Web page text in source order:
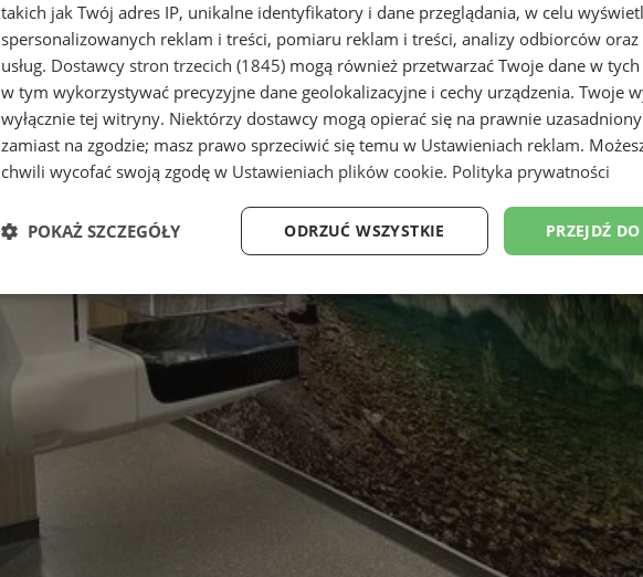
takich jak Twój adres IP, unikalne identyfikatory i dane przeglądania, w celu
spersonalizowanych reklam i treści, pomiaru reklam i treści, analizy odbiorców oraz
usług. Dostawcy stron trzecich (1845) mogą również przetwarzać Twoje dane w
w tym wykorzystywać precyzyjne dane geolokalizacyjne i cechy urządzenia. Twoje
wyłącznie tej witryny. Niektórzy dostawcy mogą opierać się na prawnie
zamiast na zgodzie; masz prawo sprzeciwić się temu w Ustawieniach reklam.
chwili wycofać swoją zgodę w Ustawieniach plików cookie. Polityka prywatności
PRZEJDŹ
ODRZUĆ WSZYSTKIE
POKAŻ SZCZEGÓŁY
Niezbędne Wydajność Targetowanie Funkcjonalność
Wydajność Targetowanie Funkcjonalność Niesklasyfikowane
Niezbędne pliki cookie umożliwiają korzystanie z podstawowych funkcji strony internetowej, takich jak
zarządzanie kontem. Bez niezbędnych plików cookie nie można prawidłowo korzystać ze strony internetowej.
Okres
przechowywania
Opis